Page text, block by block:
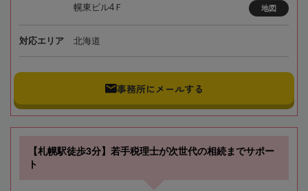
幌東ビル4Ｆ
地図
対応エリア 北海道
事務所にメールする
【札幌駅徒歩3分】若手税理士が次世代の相続までサポー
ト